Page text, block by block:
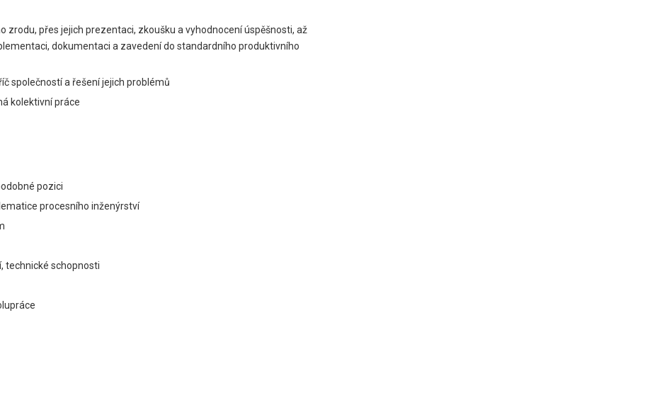
zrodu, přes jejich prezentaci, zkoušku a vyhodnocení úspěšnosti, až
dokumentaci a zavedení do standardního produktivního
společností a řešení jejich problémů
kolektivní práce
pozici
procesního inženýrství
technické schopnosti